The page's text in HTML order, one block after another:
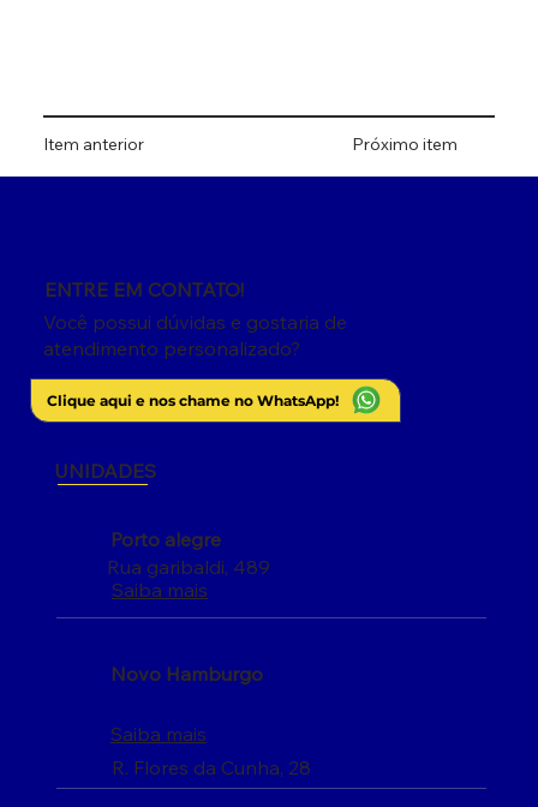
Próximo item
Item anterior
Você possui dúvidas e gostaria de
atendimento personalizado?
ENTRE EM CONTATO!
Clique aqui e nos chame no WhatsApp!
UNIDADES
Porto alegre
Saiba mais
Rua garibaldi, 489
Novo Hamburgo
R. Flores da Cunha, 28
Saiba mais